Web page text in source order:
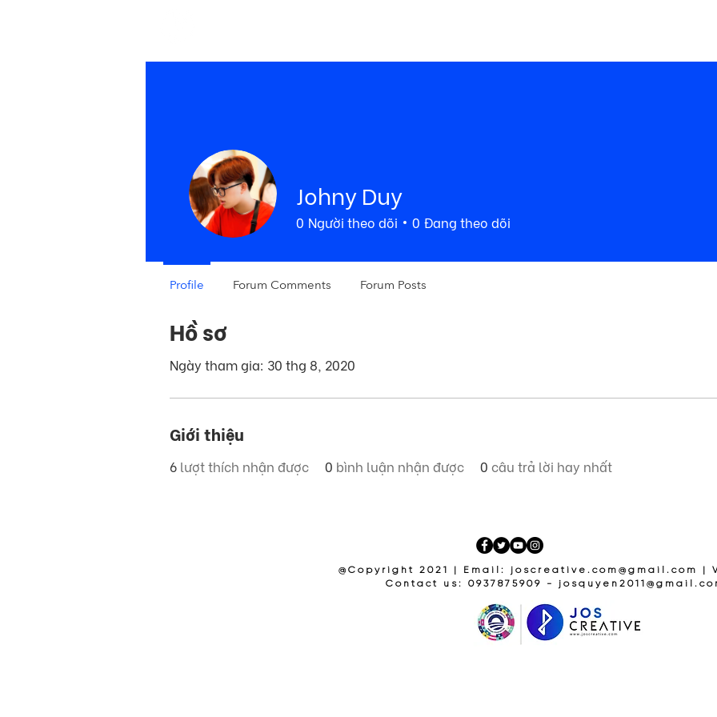
Hồ sơ
Ngày tham gia: 30 thg 8, 2020
Giới thiệu
6 lượt thích nhận được 0 bình luận nhận được 0 câu trả lời hay nhất
Johny Duy
0 Người theo dõi 0 Đang theo dõi
Profile Forum Comments Forum Posts
@Copyright 2021 | Email: joscreative.com@gmail.com
|
Contact us: 0937875909 -